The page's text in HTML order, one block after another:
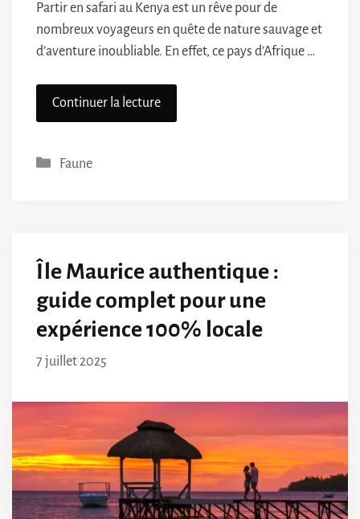
Partir en safari au Kenya est un rêve pour de
nombreux voyageurs en quête de nature sauvage et
d’aventure inoubliable. En effet, ce pays d’Afrique …
Continuer la lecture
Catégories
Faune
Île Maurice authentique :
guide complet pour une
expérience 100% locale
7 juillet 2025